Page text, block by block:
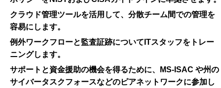
クラウド管理ツールを活用して、分散チーム間での管理を
容易にします。
例外ワークフローと監査証跡についてITスタッフをトレー
ニングします。
サポートと資金援助の機会を得るために、MS-ISAC や州の
サイバータスクフォースなどのピアネットワークに参加 し